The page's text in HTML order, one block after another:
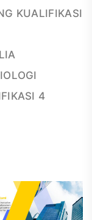
KUALIFIKASI
4